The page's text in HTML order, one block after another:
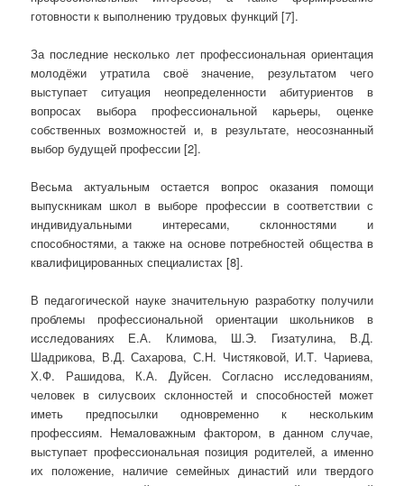
готовности к выполнению трудовых функций [7].
За последние несколько лет профессиональная ориентация
молодёжи утратила своё значение, результатом чего
выступает ситуация неопределенности абитуриентов в
вопросах выбора профессиональной карьеры, оценке
собственных возможностей и, в результате, неосознанный
выбор будущей профессии [2].
Весьма актуальным остается вопрос оказания помощи
выпускникам школ в выборе профессии в соответствии с
индивидуальными интересами, склонностями и
способностями, а также на основе потребностей общества в
квалифицированных специалистах [8].
В педагогической науке значительную разработку получили
проблемы профессиональной ориентации школьников в
исследованиях Е.А. Климова, Ш.Э. Гизатулина, В.Д.
Шадрикова, В.Д. Сахарова, С.Н. Чистяковой, И.Т. Чариева,
Х.Ф. Рашидова, К.А. Дуйсен. Согласно исследованиям,
человек в силусвоих склонностей и способностей может
иметь предпосылки одновременно к нескольким
профессиям. Немаловажным фактором, в данном случае,
выступает профессиональная позиция родителей, а именно
их положение, наличие семейных династий или твердого